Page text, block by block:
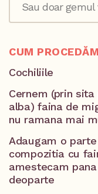
Sau doar
CUM
Cochiliile
Cernem (prin
alba) faina de
nu ramana mai
Adaugam o
compozitia cu
amestecam
deoparte